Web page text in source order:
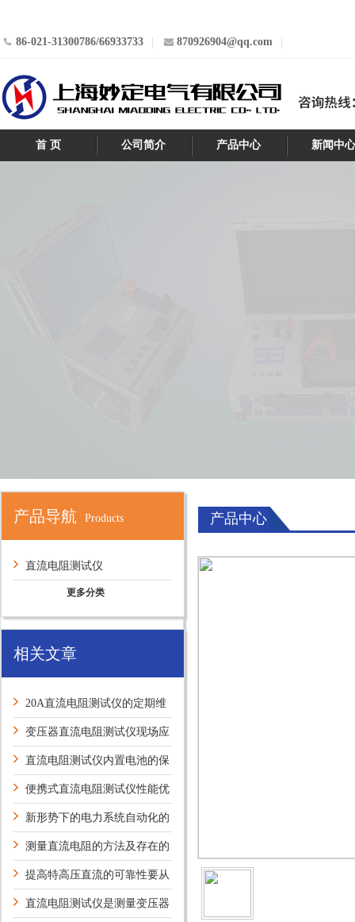
86-021-31300786/66933733 870926904@qq.com
首 页 公司简介 产品中心 新闻中
产品导航 Products
直流电阻测试仪
更多分类
相关文章
20A直流电阻测试仪的定期维
护保养方法介绍
变压器直流电阻测试仪现场应
用案例及意义
直流电阻测试仪内置电池的保
养 便携式直流电阻测试仪性能优
势 新形势下的电力系统自动化的
新技术及研究方向
测量直流电阻的方法及存在的
问题提高特高压直流的可靠性要从
哪些方面考虑？
直流电阻测试仪是测量变压器
产品中心